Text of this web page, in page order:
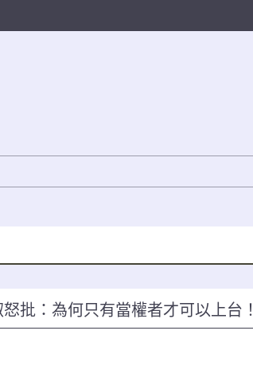
批：為何只有當權者才可以上台！